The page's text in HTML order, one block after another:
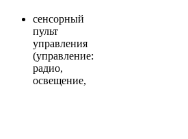
сенсорный
пульт
управления
(управление:
радио,
освещение,